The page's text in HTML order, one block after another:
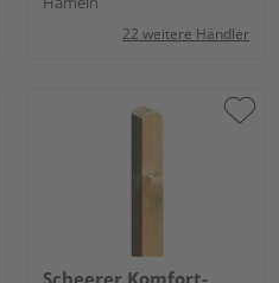
22 weitere Händler